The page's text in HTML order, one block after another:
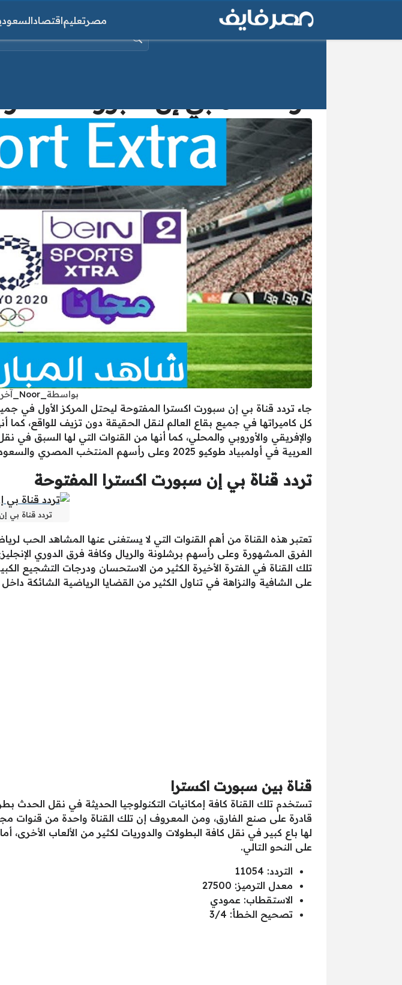
مصرتعليماقتصاد
بواسطة
جاء تردد قناة بي إن سبورت اكسترا المفتوحة ليحتل المركز الأول في
كل كاميراتها في جميع بقاع العالم لنقل الحقيقة دون تزيف للواقع، كما
والإفريقي والأوروبي والمحلي، كما أنها من القنوات التي لها السبق في
العربية في أولمبياد طوكيو 2025 وعلى رأسهم المنتخب المصري والسعودي والقطري.
تردد قناة بي إن سبورت اكسترا المفتوحة
تردد قناة بي
تعتبر هذه القناة من أهم القنوات التي لا يستغنى عنها المشاهد الحب
الفرق المشهورة وعلى رأسهم برشلونة والريال وكافة فرق الدوري
تلك القناة في الفترة الأخيرة الكثير من الاستحسان ودرجات التشجيع
على الشافية والنزاهة في تناول الكثير من القضايا الرياضية الشائكة
قناة بين سبورت اكسترا
تستخدم تلك القناة كافة إمكانيات التكنولوجيا الحديثة في نقل الحدث
قادرة على صنع الفارق، ومن المعروف إن تلك القناة واحدة من قنوات
على النحو التالي.
التردد: 11054
معدل الترميز: 27500
الاستقطاب: عمودي
تصحيح الخطأ: 3/4